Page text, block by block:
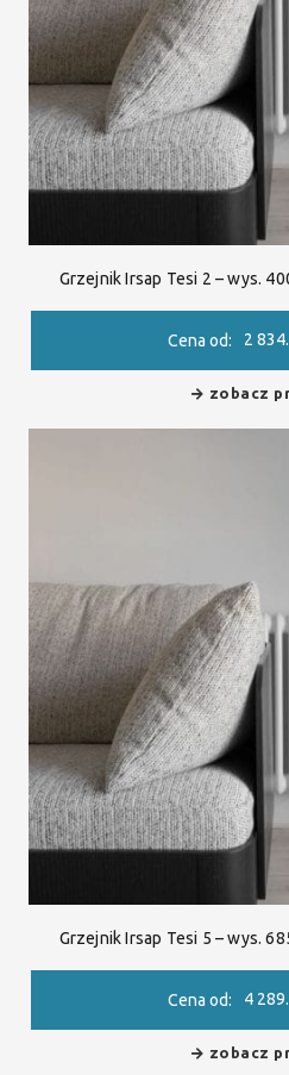
Grzejnik Irsap Tesi 2 – wys.
Cena od: 2
zobacz
Grzejnik Irsap Tesi 5 – wys.
Cena od: 4
zobacz